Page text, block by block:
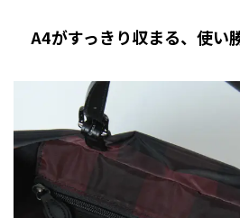
A4がすっきり収まる、使い